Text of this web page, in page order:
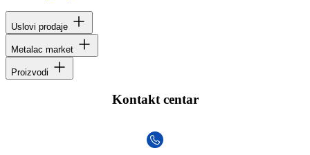
Uslovi prodaje
Metalac market
Proizvodi
Kontakt centar